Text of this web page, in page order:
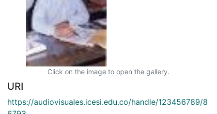
Click on the image to open the gallery.
URI
https://audiovisuales.icesi.edu.co/handle/123456789/8